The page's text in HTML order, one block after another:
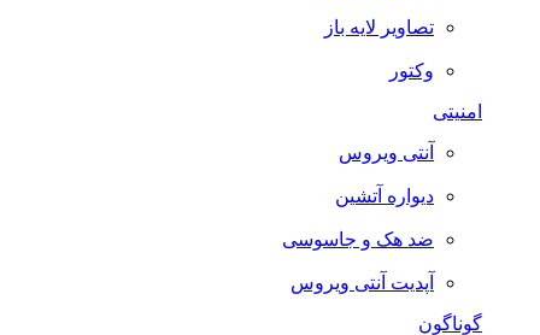
تصاویر لایه باز
وکتور
امنیتی
آنتی ویروس
دیواره آتشین
ضد هک و جاسوسی
آپدیت آنتی ویروس
گوناگون